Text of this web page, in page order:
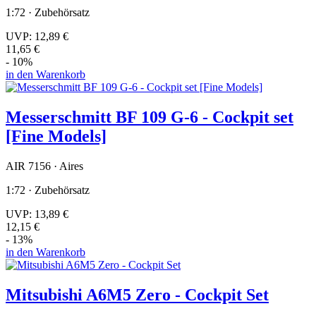
1:72 · Zubehörsatz
UVP: 12,89 €
11,65 €
- 10%
in den Warenkorb
Messerschmitt BF 109 G-6 - Cockpit set
[Fine Models]
AIR 7156 · Aires
1:72 · Zubehörsatz
UVP: 13,89 €
12,15 €
- 13%
in den Warenkorb
Mitsubishi A6M5 Zero - Cockpit Set